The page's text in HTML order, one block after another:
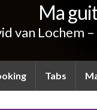
Ma
van Lochem
Tabs